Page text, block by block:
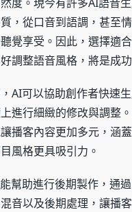
，從口音到語調，甚至
覺享受。因此，選擇適
調整語音風格，將是成
AI可以協助創作者快速
進行細緻的修改與調整
播客內容更加多元，涵
風格更具吸引力。
幫助進行後期製作，通
音以及後期處理，讓播